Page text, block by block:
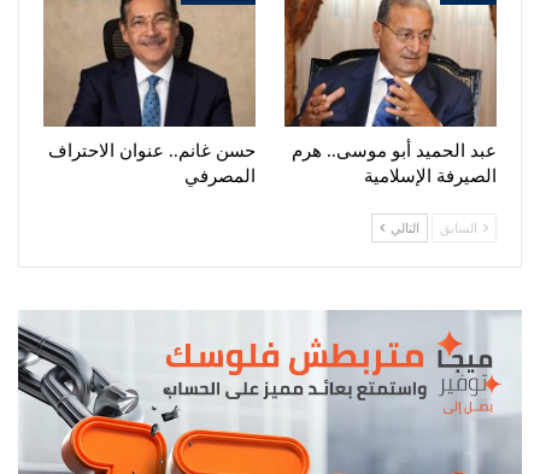
عبد الحميد أبو موسى.. هرم
الصيرفة الإسلامية
حسن غانم.. عنوان الاحتراف
المصرفي
السابق التالي